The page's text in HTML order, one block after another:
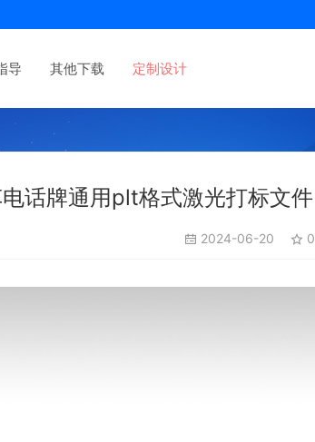
导 其他下载 定制设计
话牌通用plt格式激光打标文件
2024-06-20 0